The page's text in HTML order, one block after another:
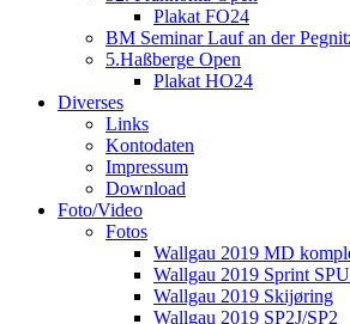
Plakat FO24
BM Seminar Lauf an der
5.Haßberge Open
Plakat HO24
Diverses
Links
Kontodaten
Impressum
Download
Foto/Video
Fotos
Wallgau 2019 MD
Wallgau 2019 Sprint
Wallgau 2019 Skijøring
Wallgau 2019 SP2J/SP2